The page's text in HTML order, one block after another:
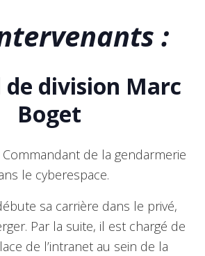
:
de division Marc
Boget
de la gendarmerie
le cyberespace.
sa carrière dans le privé,
Par la suite, il est chargé de
de l’intranet au sein de la